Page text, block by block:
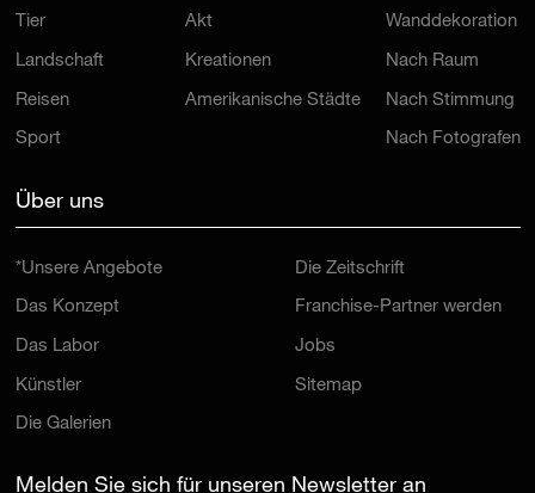
Tier
Landschaft
Reisen
Sport
Akt
Kreationen
Amerikanische Städte
Wanddekoration
Nach Raum
Nach Stimmung
Nach Fotografen
Über uns
*Unsere Angebote
Das Konzept
Das Labor
Künstler
Die Galerien
Die Zeitschrift
Franchise-Partner werden
Jobs
Sitemap
Melden Sie sich für unseren Newsletter an